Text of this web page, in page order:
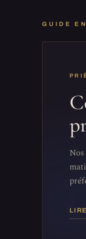
GUIDE